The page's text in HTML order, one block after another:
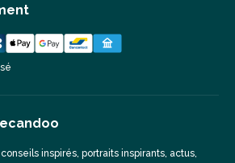
inspirés, portraits inspirants, actus,